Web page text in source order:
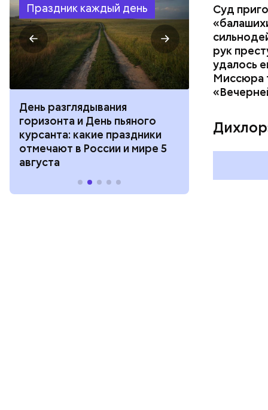
Праздник каждый день
День разглядывания
горизонта и День пьяного
курсанта: какие праздники
отмечают в России и мире 5
августа
День
праздники
и мире 4
Суд
рук
удалось
Миссюра